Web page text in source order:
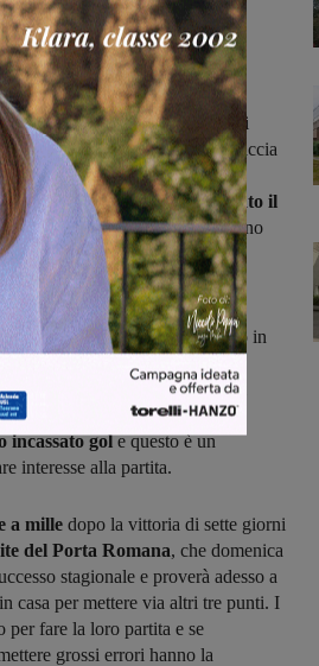
l’immediato riscatto, per
sulla strada della
sette giorni fa a Sesto Fiorentini
I valdarnesi sono a caccia
a centrarlo, per
una
squadra che ha iniziato il
e due pareggie che in Valdarno
delle sconfitte.
dopo tre giornate,intende
con la consapevolezza che però in
gli aretini cercheranno di
provando ad imbrigliare il
La partita vede affrontarsidue
incassato gole questo è un
interesse alla partita.
a mille dopo la vittoria di sette giorni
del Porta Romana, che domenica
stagionale e proverà adesso a
casa per mettere via altri tre punti. I
per fare la loro partita e se
grossi errori hanno la